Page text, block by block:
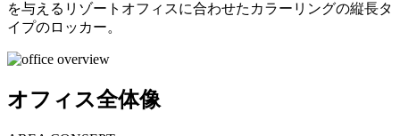
を与えるリゾートオフィスに合わせたカラーリングの縦長タ
イプのロッカー。
オフィス全体像